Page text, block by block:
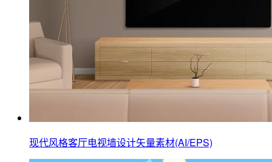
现代风格客厅电视墙设计矢量素材(AI/EPS)